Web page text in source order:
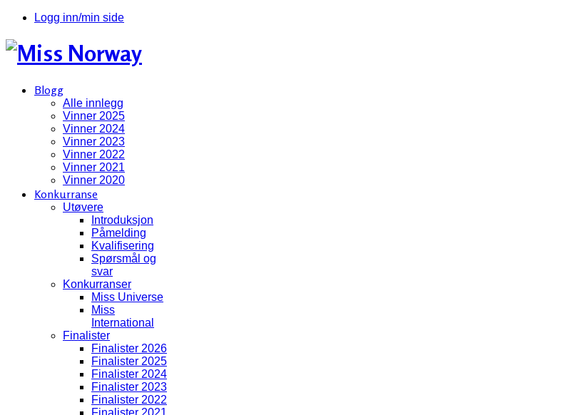
Logg inn/min side
Blogg
Alle innlegg
Vinner 2025
Vinner 2024
Vinner 2023
Vinner 2022
Vinner 2021
Vinner 2020
Konkurranse
Utøvere
Introduksjon
Påmelding
Kvalifisering
Spørsmål og
svar
Konkurranser
Miss Universe
Miss
International
Finalister
Finalister 2026
Finalister 2025
Finalister 2024
Finalister 2023
Finalister 2022
Finalister 2021